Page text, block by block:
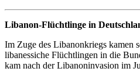
Libanon-Flüchtlinge in
Im Zuge des Libanonkriegs kamen
libanessiche Flüchtlingen in die
kam nach der Libanoninvasion im